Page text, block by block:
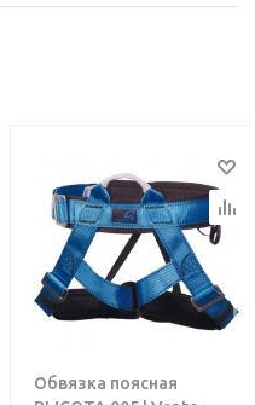
Обвязка поясная